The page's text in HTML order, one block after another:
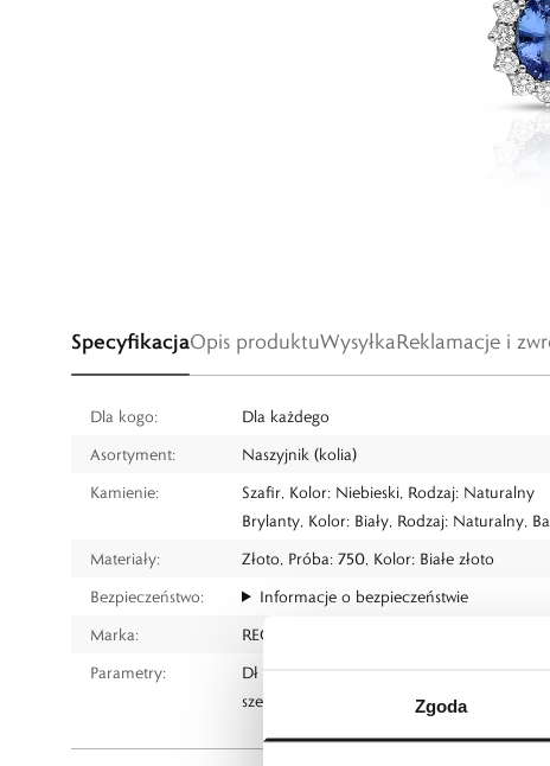
Zgoda
SpecyfikacjaOpis produktuWysyłkaReklamacje i
Dla kogo:
Dla każdego
Asortyment:
Naszyjnik (kolia)
Kamienie:
Szafir, Kolor: Niebieski, Rodzaj: Naturalny
Brylanty, Kolor: Biały, Rodzaj: Naturalny,
Materiały:
Złoto, Próba: 750, Kolor: Białe złoto
Bezpieczeństwo:
Informacje o bezpieczeństwie
Marka:
RECARLO
Parametry:
Dł 39 cm, z przedłużką do 42 cm, do 45
szerokość 1 cm.